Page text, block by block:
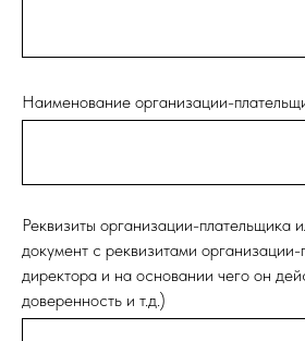
Наименование организации-
Реквизиты организации-плательщика
документ с реквизитами
директора и на основании чего он
доверенность и т.д.)